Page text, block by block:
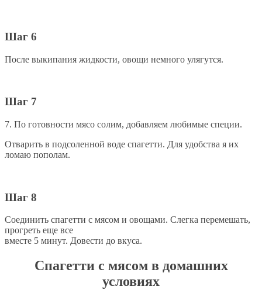
Шаг 6
После выкипания жидкости, овощи немного улягутся.
Шаг 7
7. По готовности мясо солим, добавляем любимые специи.
Отварить в подсоленной воде спагетти. Для удобства я их
ломаю пополам.
Шаг 8
Соединить спагетти с мясом и овощами. Слегка перемешать,
прогреть еще все
вместе 5 минут. Довести до вкуса.
Спагетти с мясом в домашних
условиях